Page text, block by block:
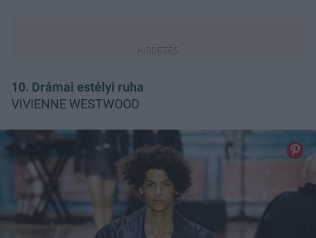
10. Drámai estélyi ruha
VIVIENNE WESTWOOD